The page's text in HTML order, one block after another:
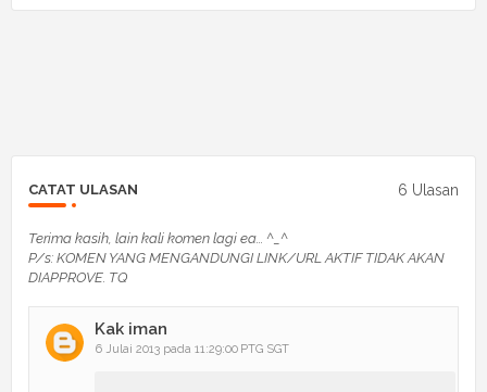
CATAT ULASAN 6 Ulasan
Terima kasih, lain kali komen lagi ea... ^_^
P/s: KOMEN YANG MENGANDUNGI LINK/URL AKTIF TIDAK AKAN
DIAPPROVE. TQ
Kak iman
6 Julai 2013 pada 11:29:00 PTG SGT